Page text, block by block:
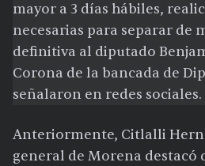
mayor a 3 días hábiles,
necesarias para separar de
definitiva al diputado
Corona de la bancada de
señalaron en redes sociales.
Anteriormente, Citlalli
general de Morena destacó